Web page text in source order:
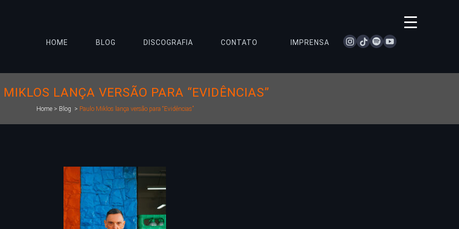
instagram
tiktokspotifyyoutube
HOME BLOG DISCOGRAFIA CONTATO IMPRENSA
MIKLOS LANÇA VERSÃO PARA “EVIDÊNCIAS”
Home> Blog > Paulo Miklos lança versão para “Evidências”